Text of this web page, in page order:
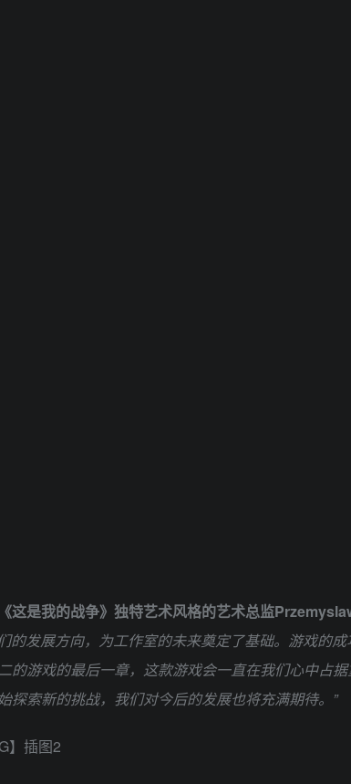
是我的战争》独特艺术风格的艺术总监
发展方向，为工作室的未来奠定了基础。游戏的成
游戏的最后一章，这款游戏会一直在我们心中占据
探索新的挑战，我们对今后的发展也将充满期待。”